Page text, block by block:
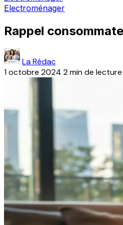
Electroménager
Rappel
La Rédac
1 octobre 2024 2 min de lecture